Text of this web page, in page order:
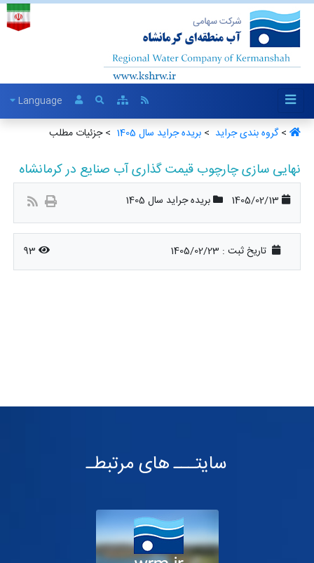
Language
>گروه بندی جراید ‏ >بریده جراید سال 1405 ‏ > جزئیات مطلب
نهایی سازی چارچوب قیمت گذاری آب صنایع در کرمانشاه
1405/02/13 بریده جراید سال 1405
تاریخ ثبت : 1405/02/23
93
سایتـــ های مرتبطـ